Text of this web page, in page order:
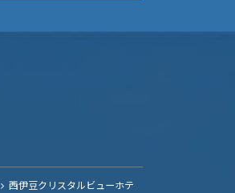
西伊豆クリスタルビューホテ